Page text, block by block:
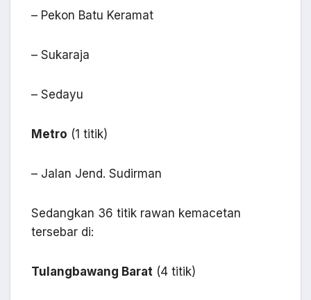
– Pekon Batu Keramat
– Sukaraja
– Sedayu
Metro (1 titik)
– Jalan Jend. Sudirman
Sedangkan 36 titik rawan kemacetan
tersebar di:
Tulangbawang Barat (4 titik)